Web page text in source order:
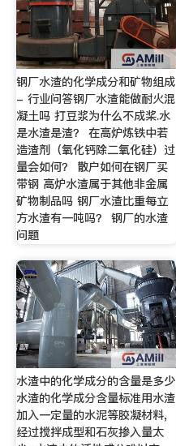
钢厂水渣的化学成分和矿物组成
- 行业问答钢厂水渣能做耐火混
凝土吗 打豆浆为什么不成桨.水
是水渣是渣？ 在高炉炼铁中若
造渣剂（氧化钙除二氧化硅）过
量会如何？ 散户如何在钢厂买
带钢 高炉水渣属于其他非金属
矿物制品吗 钢厂水渣比重每立
方水渣有一吨吗？ 钢厂的水渣
问题
水渣中的化学成分的含量是多少
水渣的化学成分含量标准用水渣
加入一定量的水泥等胶凝材料,
经过搅拌成型和石灰掺入量太